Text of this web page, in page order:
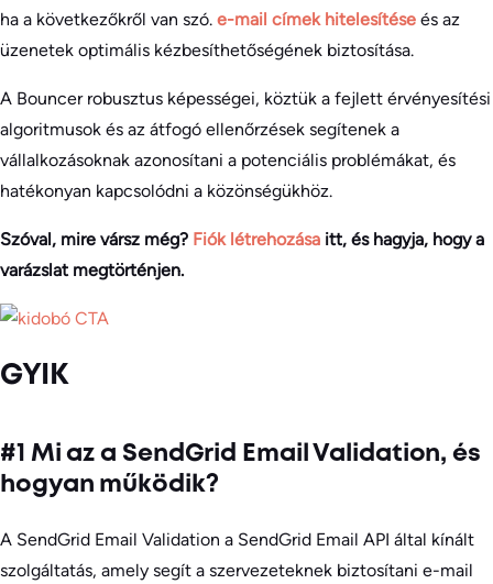
ha a következőkről van szó. e-mail címek hitelesítése és az
üzenetek optimális kézbesíthetőségének biztosítása.
A Bouncer robusztus képességei, köztük a fejlett érvényesítési
algoritmusok és az átfogó ellenőrzések segítenek a
vállalkozásoknak azonosítani a potenciális problémákat, és
hatékonyan kapcsolódni a közönségükhöz.
Szóval, mire vársz még? Fiók létrehozása itt, és hagyja, hogy a
varázslat megtörténjen.
GYIK
#1 Mi az a SendGrid Email Validation, és
hogyan működik?
A SendGrid Email Validation a SendGrid Email API által kínált
szolgáltatás, amely segít a szervezeteknek biztosítani e-mail